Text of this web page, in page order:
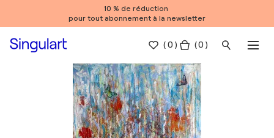
10 % de réduction
pour tout abonnement à la newsletter
(0 ) ( 0 )